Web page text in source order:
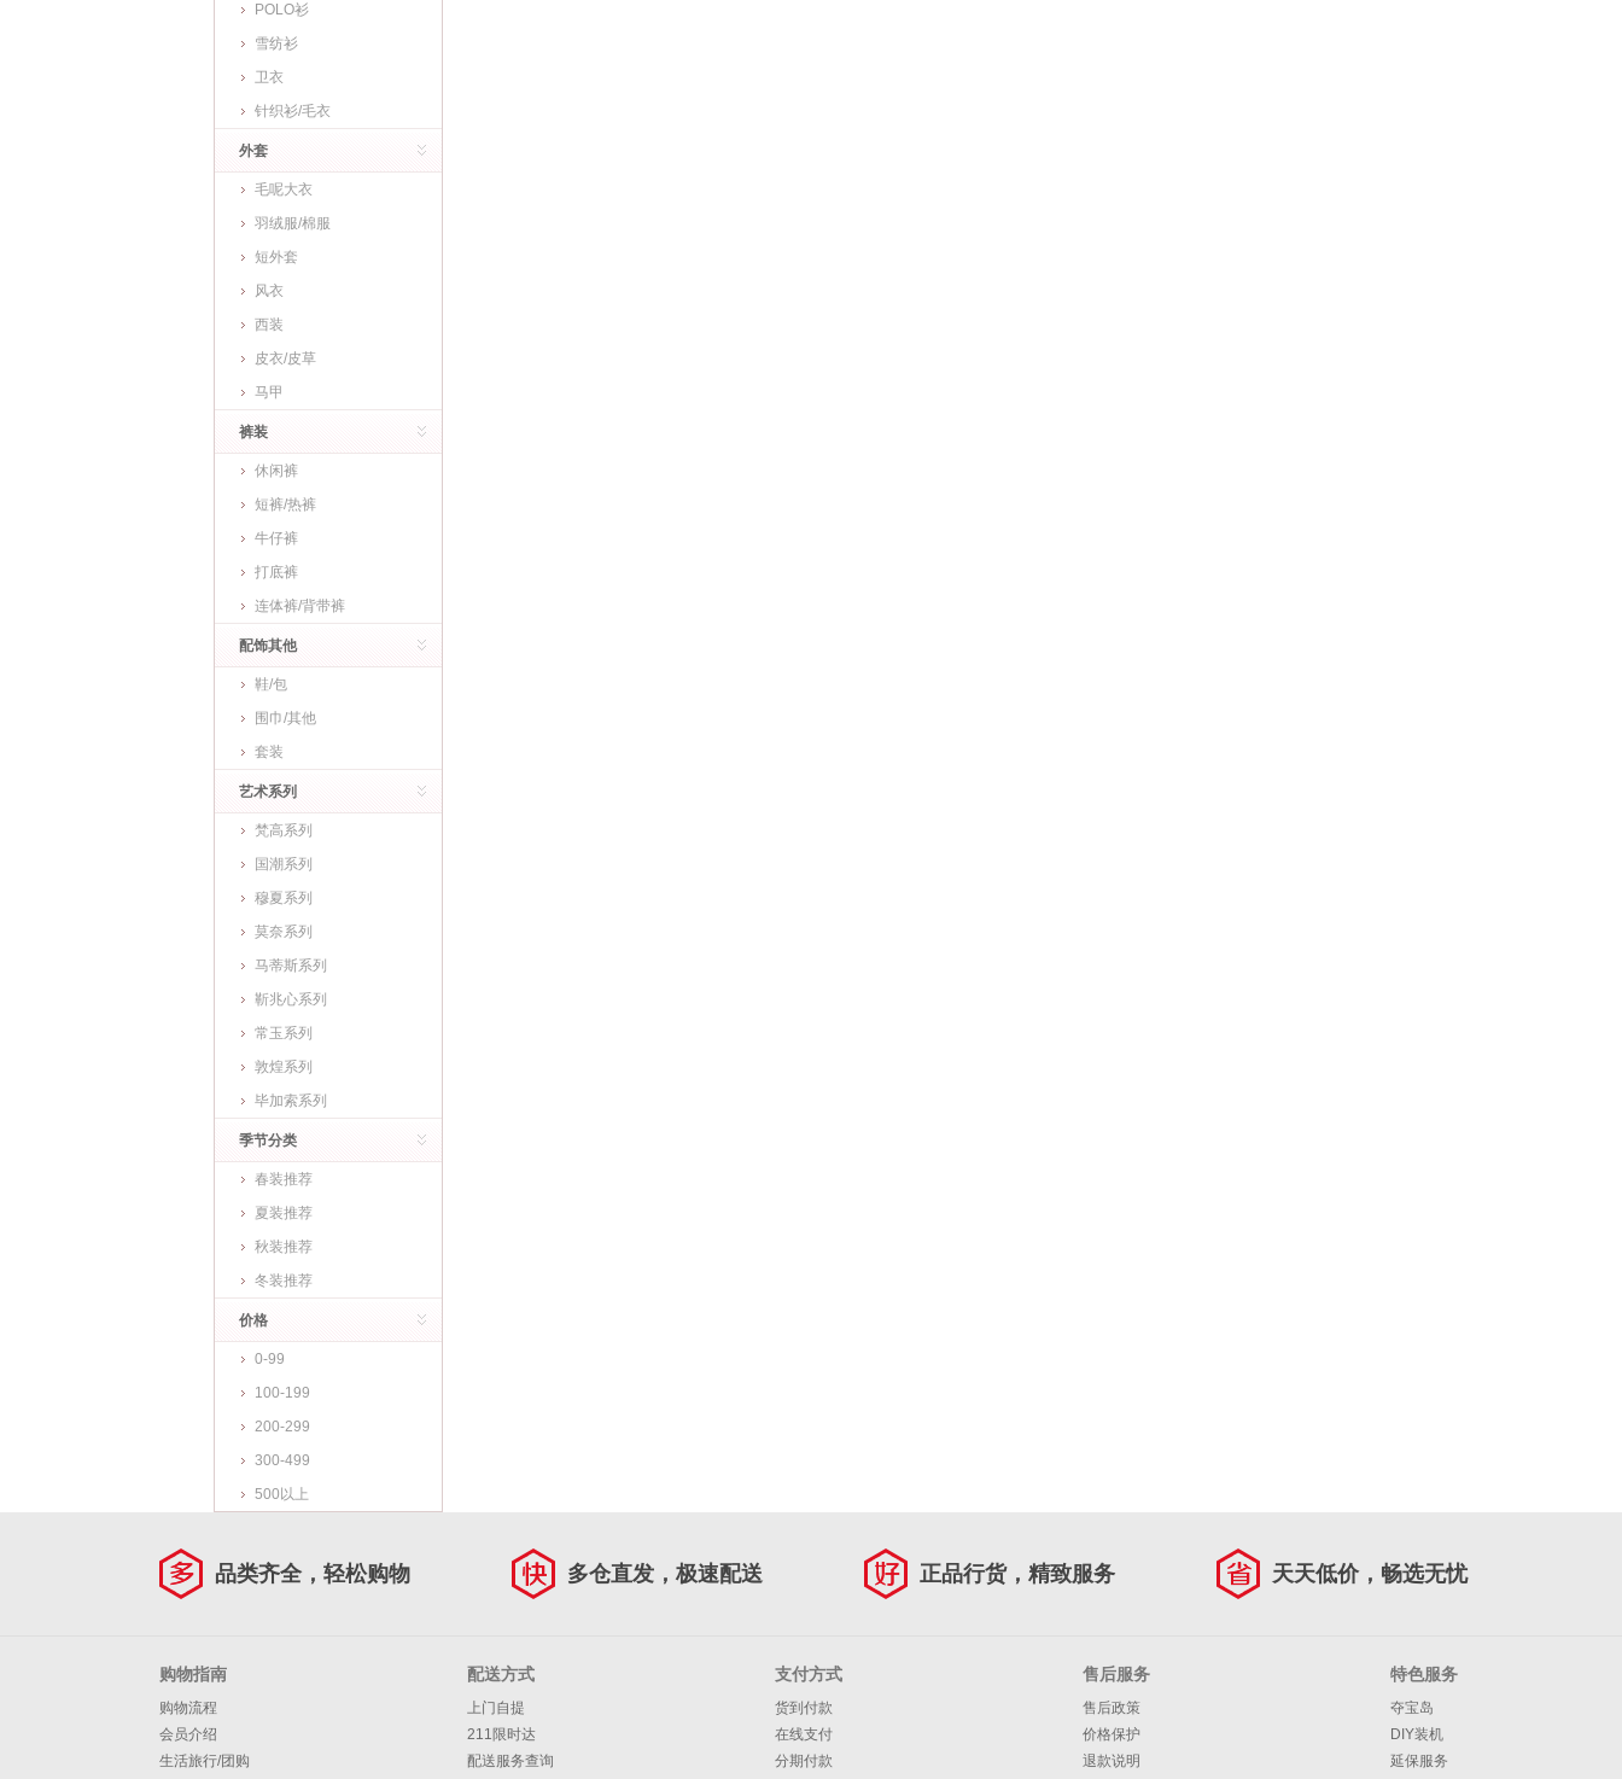
POLO衫
雪纺衫
卫衣
针织衫/毛衣
外套
毛呢大衣
羽绒服/棉服
短外套
风衣
西装
皮衣/皮草
马甲
裤装
休闲裤
短裤/热裤
牛仔裤
打底裤
连体裤/背带裤
配饰其他
鞋/包
围巾/其他
套装
艺术系列
梵高系列
国潮系列
穆夏系列
莫奈系列
马蒂斯系列
靳兆心系列
常玉系列
敦煌系列
毕加索系列
季节分类
春装推荐
夏装推荐
秋装推荐
冬装推荐
价格
0-99
100-199
200-299
300-499
500以上
品类齐全，轻松购物 多仓直发，极速配送 正品行货，精致服务 天天低价，畅选无忧
购物指南
购物流程
会员介绍
生活旅行/团购
配送方式
上门自提
211限时达
配送服务查询
支付方式
货到付款
在线支付
分期付款
售后服务
售后政策
价格保护
退款说明
特色服务
夺宝岛
DIY装机
延保服务